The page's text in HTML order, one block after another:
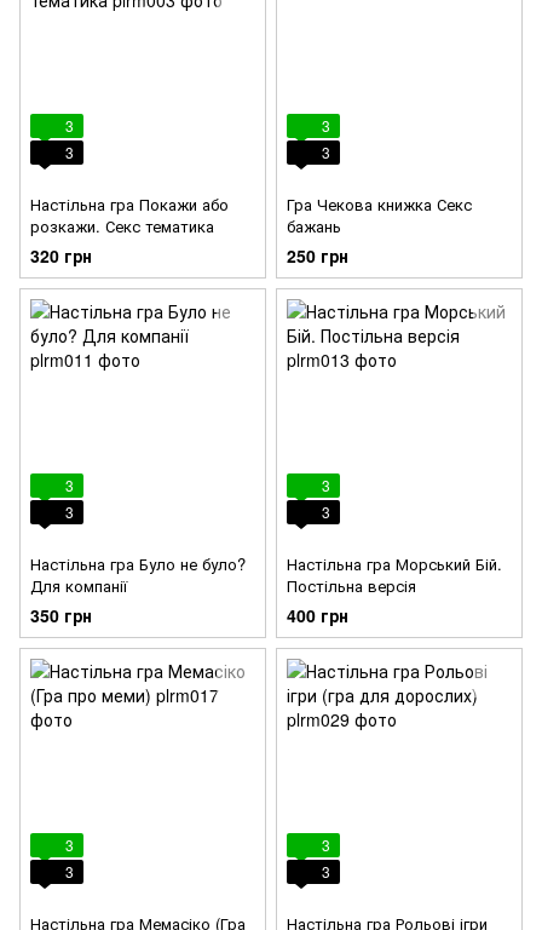
3
3
Настільна гра Покажи або
розкажи. Секс тематика
320 грн
3
3
Гра Чекова книжка Секс
бажань
250 грн
3
3
Настільна гра Було не було?
Для компанії
350 грн
3
3
Настільна гра Морський Бій.
Постільна версія
400 грн
3
3
Настільна гра Мемасіко (Гра
3
3
Настільна гра Рольові ігри